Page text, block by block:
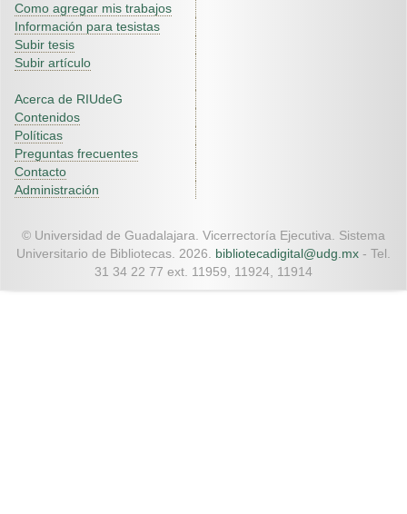
Como agregar mis trabajos
Información para tesistas
Subir tesis
Subir artículo
Acerca de RIUdeG
Contenidos
Políticas
Preguntas frecuentes
Contacto
Administración
© Universidad de Guadalajara. Vicerrectoría Ejecutiva. Sistema
Universitario de Bibliotecas. 2026. bibliotecadigital@udg.mx - Tel.
31 34 22 77 ext. 11959, 11924, 11914